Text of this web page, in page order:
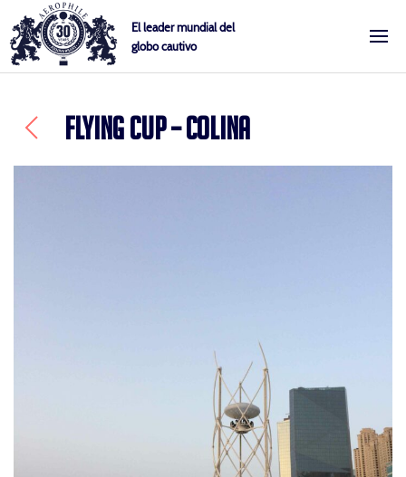
to
content
Aerophile
El leader mundial del
globo cautivo
FLYING CUP – COLINA
Cookies management panel